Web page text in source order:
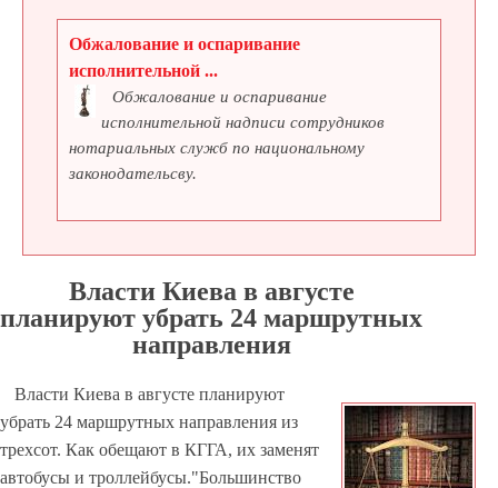
Обжалование и оспаривание
исполнительной ...
Обжалование и оспаривание
исполнительной надписи сотрудников
нотариальных служб по национальному
законодательсву.
Власти Киева в августе
планируют убрать 24 маршрутных
направления
Власти Киева в августе планируют
убрать 24 маршрутных направления из
трехсот. Как обещают в КГГА, их заменят
автобусы и троллейбусы."Большинство